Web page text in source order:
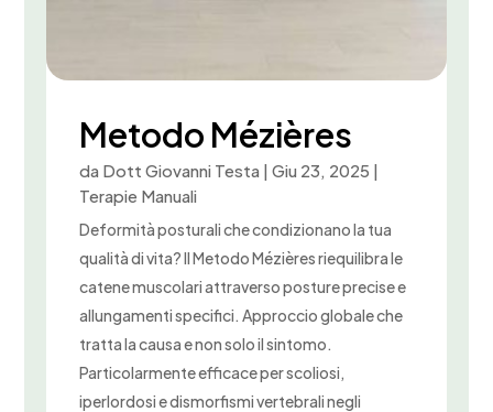
Metodo Mézières
da Dott Giovanni Testa |Giu 23, 2025 |
Terapie Manuali
Deformità posturali che condizionano la tua
qualità di vita? Il Metodo Mézières riequilibra le
catene muscolari attraverso posture precise e
allungamenti specifici. Approccio globale che
tratta la causa e non solo il sintomo.
Particolarmente efficace per scoliosi,
iperlordosi e dismorfismi vertebrali negli